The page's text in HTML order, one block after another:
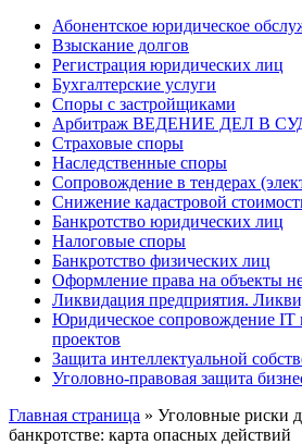
Абонентское юридическое
Взыскание долгов
Регистрация юридических лиц
Бухгалтерские услуги
Споры с застройщиками
Арбитраж ВЕДЕНИЕ ДЕЛ В
Страховые споры
Наследственные споры
Сопровождение в тендерах
Снижение кадастровой
Банкротство юридических лиц
Налоговые споры
Банкротство физических лиц
Оформление права на объекты
Ликвидация предприятия.
Юридическое сопровождение IT
проектов
Защита интеллектуальной
Уголовно-правовая защита
Главная страница » Уголовные риски
банкротстве: карта опасных действий